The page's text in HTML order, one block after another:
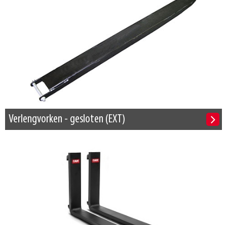
Verlengvorken - gesloten (EXT)